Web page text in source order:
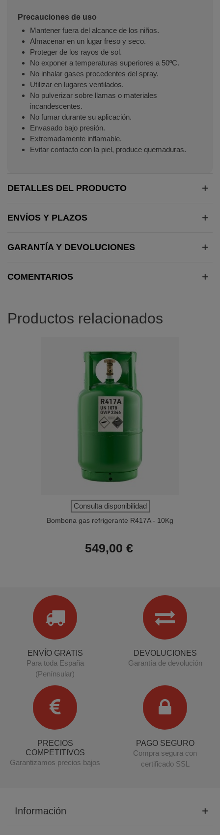
Precauciones de uso
Mantener fuera del alcance de los niños.
Almacenar en un lugar freso y seco.
Proteger de los rayos de sol.
No exponer a temperaturas superiores a 50ºC.
No inhalar gases procedentes del spray.
Utilizar en lugares ventilados.
No pulverizar sobre llamas o materiales
incandescentes.
No fumar durante su aplicación.
Envasado bajo presión.
Extremadamente inflamable.
Evitar contacto con la piel, produce quemaduras.
DETALLES DEL PRODUCTO
ENVÍOS Y PLAZOS
GARANTÍA Y DEVOLUCIONES
COMENTARIOS
Productos relacionados
Consulta disponibilidad
Bombona gas refrigerante R417A - 10Kg
549,00 €
ENVÍO GRATIS
Para toda España
(Penínsular)
DEVOLUCIONES
Garantía de devolución
PRECIOS
COMPETITIVOS
Garantizamos precios bajos
PAGO SEGURO
Compra segura con
certificado SSL
Información